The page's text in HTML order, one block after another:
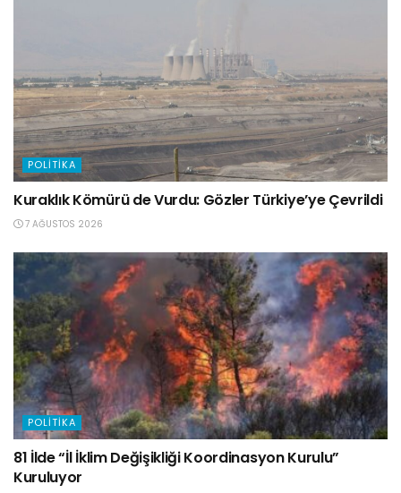
POLITIKA
Kuraklık Kömürü de Vurdu: Gözler Türkiye’ye Çevrildi
7 AĞUSTOS 2026
POLITIKA
81 İlde “İl İklim Değişikliği Koordinasyon Kurulu”
Kuruluyor